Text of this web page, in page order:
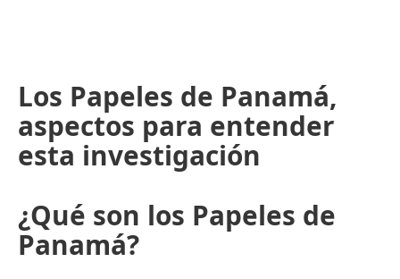
Los Papeles de Panamá,
aspectos para entender
esta investigación
¿Qué son los Papeles de
Panamá?